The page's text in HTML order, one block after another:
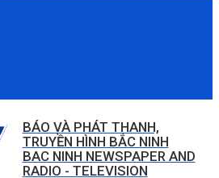
BÁO VÀ PHÁT THANH,
TRUYỀN HÌNH BẮC NINH
BAC NINH NEWSPAPER AND
RADIO - TELEVISION